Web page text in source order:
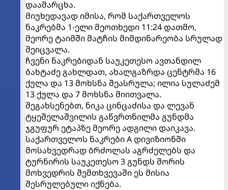
დაამარცხა.
მიუხედავად იმისა, რომ საქართველოს
ნაკრებმა 1-ელი მეოთხედი 11:24 დათმო,
მეორე ტაიმში მატჩის მიმდინარეობა სრულად
შეიცვალა.
ჩვენი ნაკრებიდან საუკეთესო ავთანდილ
ბახტაძე გახლდათ, ახალგაზრდა ცენტრმა 16
ქულა და 13 მოხსნა შეასრულა; ილია სულაძემ
13 ქულა და 7 მოხსნა მიითვალა.
შეგახსენებთ, ნიკა ცინცაძისა და ლევან
ტყეშელაშვილის გაწვრთნილმა გუნდმა
ჯგუფურ ეტაპზე მეორე ადგილი დაიკავა.
საქართველოს ნაკრები A დივიზიონში
მოსახვედრად ბრძოლას აგრძელებს და
ტურნირის საუკეთესო 3 გუნდს შორის
მოხვედრის შემთხვევაში ეს მისია
შესრულებული იქნება.